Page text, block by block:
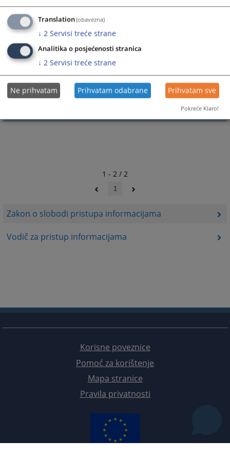
Zakon o slobodi pristupa informacijama
Vodič za pristup informacijama
Prateći dokumenti
ZAKON O SLOBODI PRISTUPA INFORMACIJAMA U
1 - 2 / 2
1
Korisne poveznice
Pomoć za korištenje
Mapa stranice
Pravila privatnosti
Translation(obavezna)
↓ 2 Servisi treće strane
Analitika o posjećenosti stranica
↓ 2 Servisi treće strane
Ne prihvatam Prihvatam odabrane Prihvatam sve
Pokreće Klaro!